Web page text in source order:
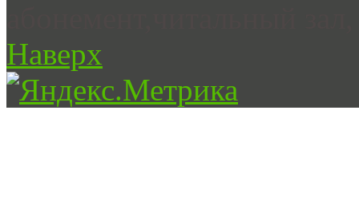
Наверх